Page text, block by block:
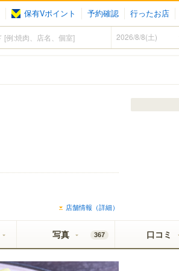
保有Vポイント 予約確認 行ったお店
店舗情報（詳細）
写真 367 口コミ